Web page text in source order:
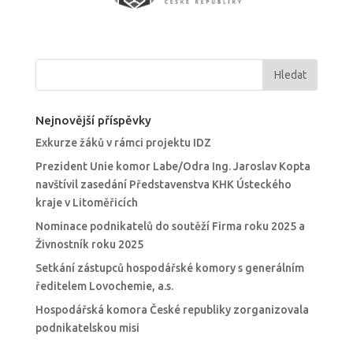
Nejnovější příspěvky
Exkurze žáků v rámci projektu IDZ
Prezident Unie komor Labe/Odra Ing. Jaroslav Kopta
navštívil zasedání Představenstva KHK Ústeckého
kraje v Litoměřicích
Nominace podnikatelů do soutěží Firma roku 2025 a
Živnostník roku 2025
Setkání zástupců hospodářské komory s generálním
ředitelem Lovochemie, a.s.
Hospodářská komora České republiky zorganizovala
podnikatelskou misi